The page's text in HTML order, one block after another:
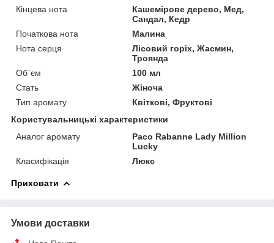
Кінцева нота
Кашемірове дерево, Мед,
Сандал, Кедр
Початкова нота
Малина
Нота серця
Лісовий горіх, Жасмин,
Троянда
Об`єм
100 мл
Стать
Жіноча
Тип аромату
Квіткові, Фруктові
Користувальницькі характеристики
Аналог аромату
Paco Rabanne Lady Million
Lucky
Класифікація
Люкс
Приховати
Умови доставки